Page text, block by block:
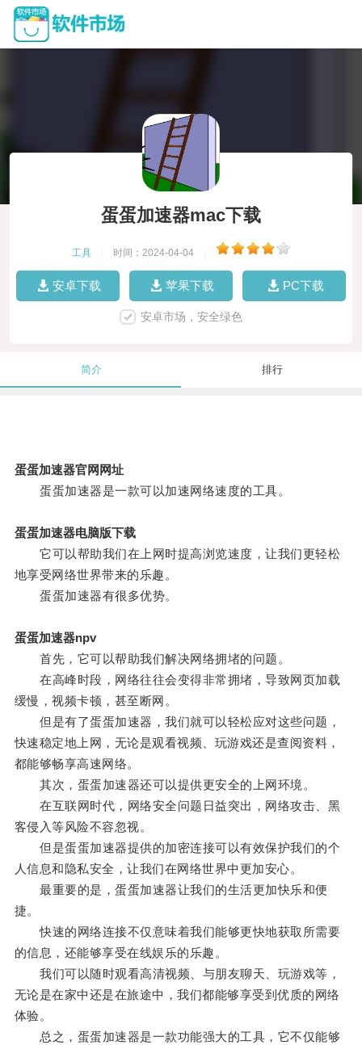
蛋蛋加速器mac下载
工具 时间：2024-04-04
安卓下载 苹果下载 PC下载
安卓市场，安全绿色
简介 排行
蛋蛋加速器官网网址
蛋蛋加速器是一款可以加速网络速度的工具。
蛋蛋加速器电脑版下载
它可以帮助我们在上网时提高浏览速度，让我们更轻松
地享受网络世界带来的乐趣。
蛋蛋加速器有很多优势。
蛋蛋加速器npv
首先，它可以帮助我们解决网络拥堵的问题。
在高峰时段，网络往往会变得非常拥堵，导致网页加载
缓慢，视频卡顿，甚至断网。
但是有了蛋蛋加速器，我们就可以轻松应对这些问题，
快速稳定地上网，无论是观看视频、玩游戏还是查阅资料，
都能够畅享高速网络。
其次，蛋蛋加速器还可以提供更安全的上网环境。
在互联网时代，网络安全问题日益突出，网络攻击、黑
客侵入等风险不容忽视。
但是蛋蛋加速器提供的加密连接可以有效保护我们的个
人信息和隐私安全，让我们在网络世界中更加安心。
最重要的是，蛋蛋加速器让我们的生活更加快乐和便
捷。
快速的网络连接不仅意味着我们能够更快地获取所需要
的信息，还能够享受在线娱乐的乐趣。
我们可以随时观看高清视频、与朋友聊天、玩游戏等，
无论是在家中还是在旅途中，我们都能够享受到优质的网络
体验。
总之，蛋蛋加速器是一款功能强大的工具，它不仅能够